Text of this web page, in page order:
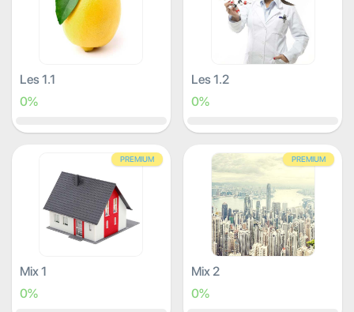
Les 1.1
0%
Les 1.2
0%
PREMIUM
Mix 1
0%
PREMIUM
Mix 2
0%